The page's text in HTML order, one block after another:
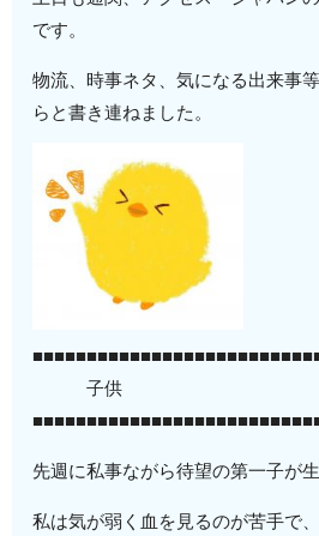
です。
物流、時事ネタ、気になる出来事
らと書き連ねました。
子供
先週に私事ながら待望の第一子が生
私は気が弱く血を見るのが苦手で